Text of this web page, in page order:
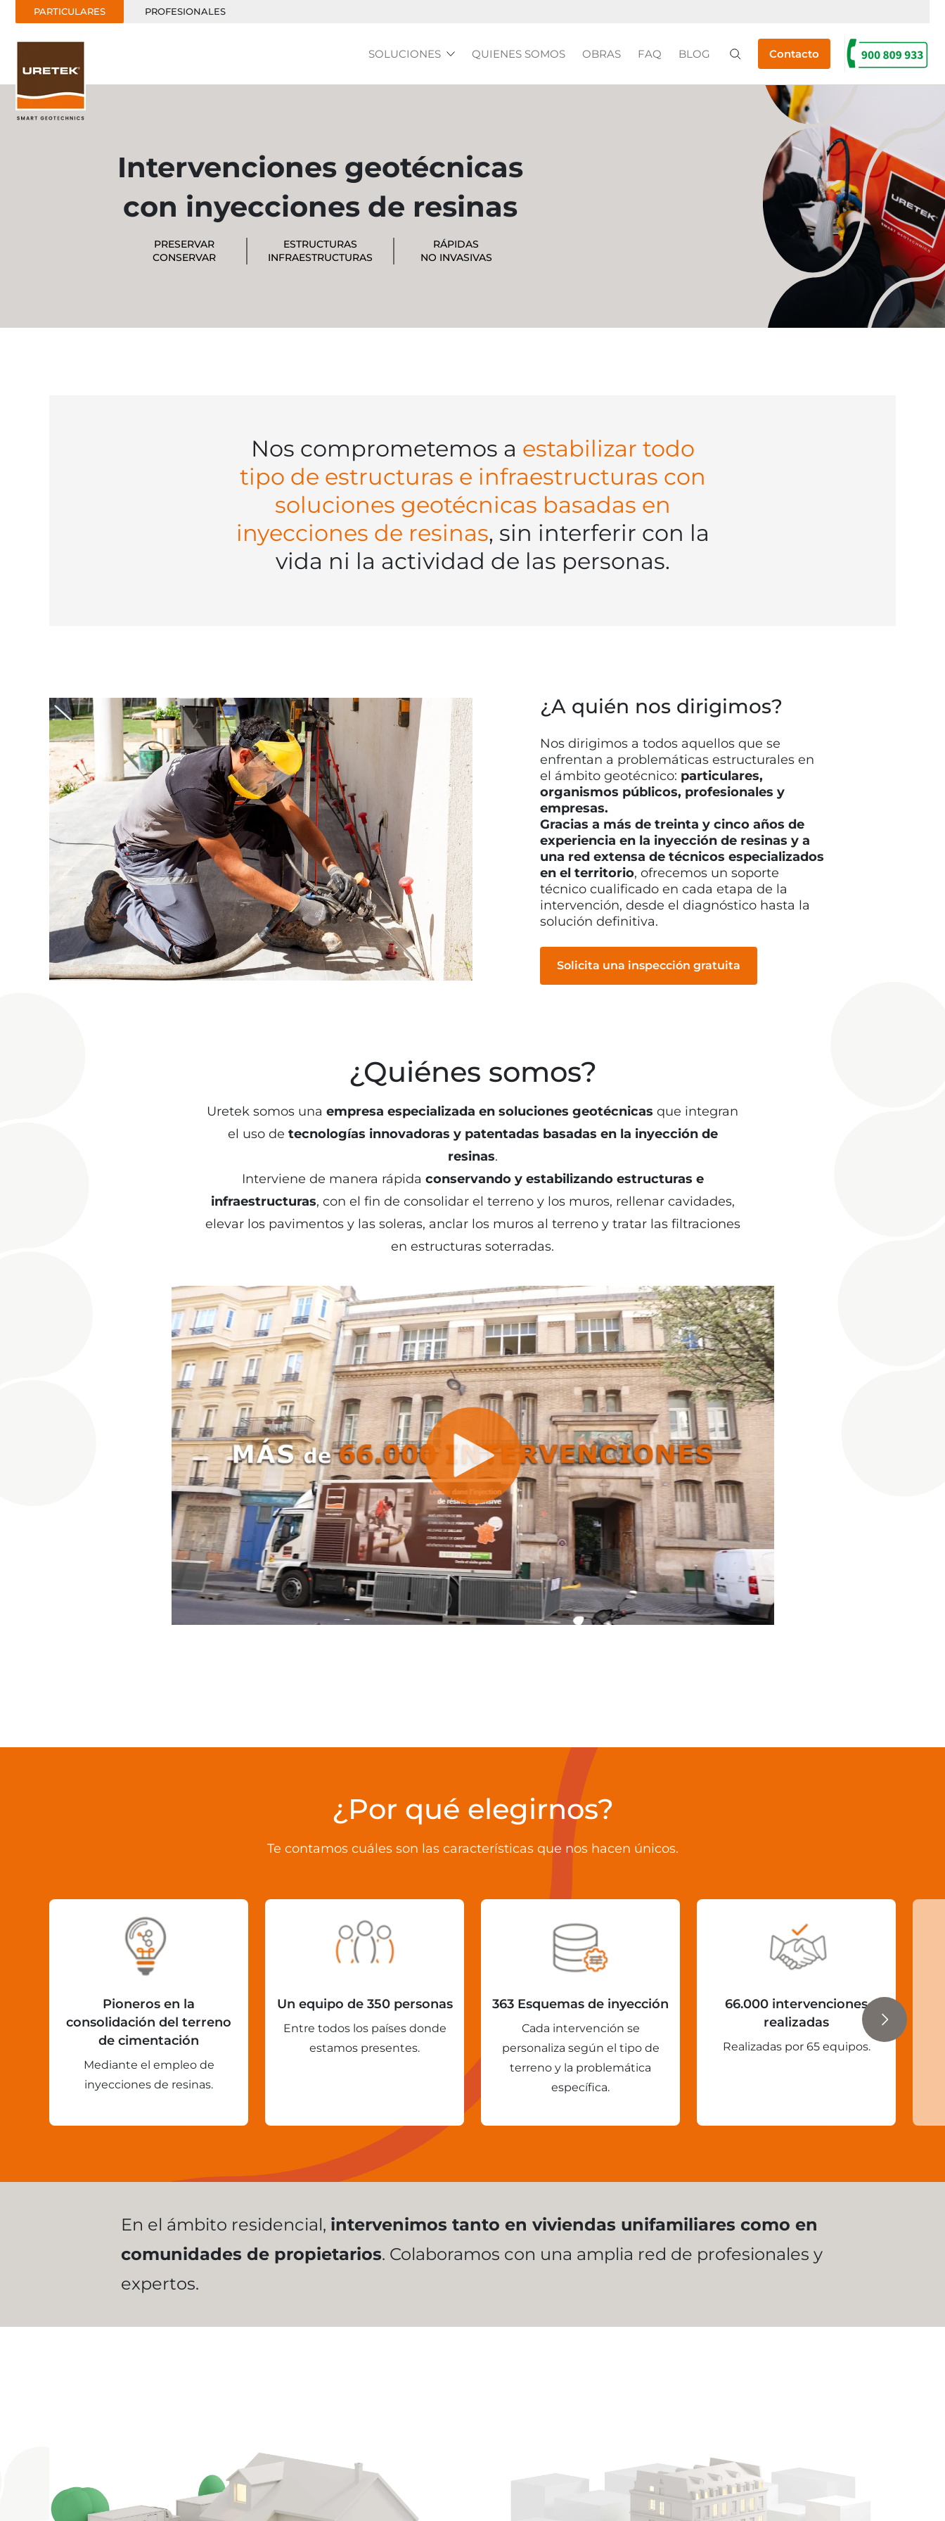
PARTICULARES PROFESIONALES
SOLUCIONES Show submenu for SOLUCIONES
QUIENES SOMOS OBRAS FAQ BLOG Contacto
Intervenciones geotécnicas
con inyecciones de resinas
PRESERVAR ESTRUCTURAS
RÁPIDAS
CONSERVAR
INFRAESTRUCTURAS NO INVASIVAS
Nos comprometemos a estabilizar todo
tipo de estructuras e infraestructuras con
soluciones geotécnicas basadas en
inyecciones de resinas, sin interferir con la
vida ni la actividad de las personas.
¿A quién nos dirigimos?
Nos dirigimos a todos aquellos que se
enfrentan a problemáticas estructurales en
el ámbito geotécnico: particulares,
organismos públicos, profesionales y
empresas.
Gracias a más de treinta y cinco años de
experiencia en la inyección de resinas y a
una red extensa de técnicos especializados
en el territorio, ofrecemos un soporte
técnico cualificado en cada etapa de la
intervención, desde el diagnóstico hasta la
solución definitiva.
Solicita una inspección gratuita
¿Quiénes somos?
Uretek somos una empresa especializada en soluciones geotécnicas que integran
el uso de tecnologías innovadoras y patentadas basadas en la inyección de
resinas.
Interviene de manera rápida conservando y estabilizando estructuras e
infraestructuras, con el fin de consolidar el terreno y los muros, rellenar cavidades,
elevar los pavimentos y las soleras, anclar los muros al terreno y tratar las filtraciones
en estructuras soterradas.
¿Por qué elegirnos?
Te contamos cuáles son las características que nos hacen únicos.
Pioneros en la
consolidación del terreno
de cimentación
Mediante el empleo de
inyecciones de resinas.
Un equipo de 350 personas
Entre todos los países donde
estamos presentes.
363 Esquemas de inyección
Cada intervención se
personaliza según el tipo de
terreno y la problemática
específica.
66.000 intervenciones
realizadas
Realizadas por 65 equipos.
En el ámbito residencial, intervenimos tanto en viviendas unifamiliares como en
comunidades de propietarios. Colaboramos con una amplia red de profesionales y
expertos.